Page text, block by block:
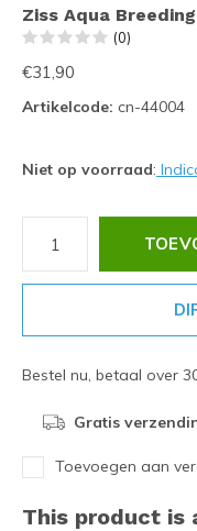
Ziss Aqua
(0)
€31,90
Artikelcode: cn-44004
Niet op voorraad:
Bestel nu, betaal over
Gratis
Toevoegen aan
This product is